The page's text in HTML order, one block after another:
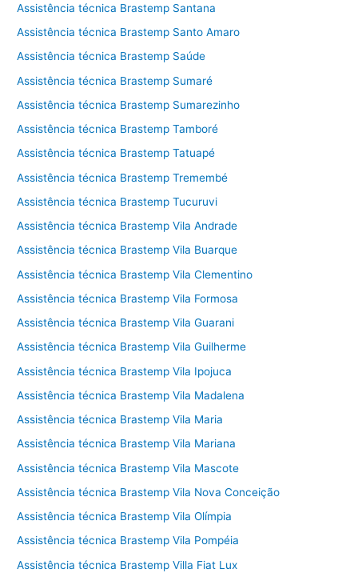
Assistência técnica Brastemp Santana
Assistência técnica Brastemp Santo Amaro
Assistência técnica Brastemp Saúde
Assistência técnica Brastemp Sumaré
Assistência técnica Brastemp Sumarezinho
Assistência técnica Brastemp Tamboré
Assistência técnica Brastemp Tatuapé
Assistência técnica Brastemp Tremembé
Assistência técnica Brastemp Tucuruvi
Assistência técnica Brastemp Vila Andrade
Assistência técnica Brastemp Vila Buarque
Assistência técnica Brastemp Vila Clementino
Assistência técnica Brastemp Vila Formosa
Assistência técnica Brastemp Vila Guarani
Assistência técnica Brastemp Vila Guilherme
Assistência técnica Brastemp Vila Ipojuca
Assistência técnica Brastemp Vila Madalena
Assistência técnica Brastemp Vila Maria
Assistência técnica Brastemp Vila Mariana
Assistência técnica Brastemp Vila Mascote
Assistência técnica Brastemp Vila Nova Conceição
Assistência técnica Brastemp Vila Olímpia
Assistência técnica Brastemp Vila Pompéia
Assistência técnica Brastemp Villa Fiat Lux